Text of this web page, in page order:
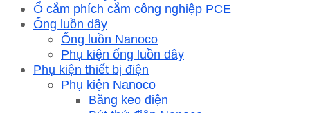
Ổ cắm phích cắm công nghiệp PCE
Ống luồn dây
Ống luồn Nanoco
Phụ kiện ống luồn dây
Phụ kiện thiết bị điện
Phụ kiện Nanoco
Băng keo điện